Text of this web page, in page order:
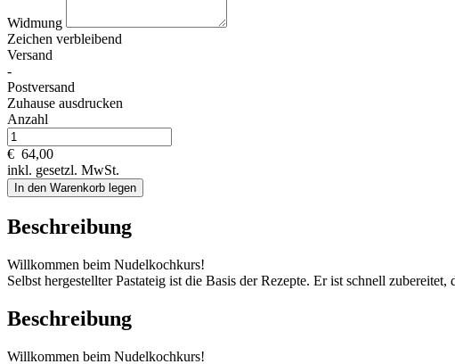
Widmung
Zeichen verbleibend
Versand
-
Postversand
Zuhause ausdrucken
Anzahl
€ 64,00
inkl. gesetzl. MwSt.
In den Warenkorb legen
Beschreibung
Willkommen beim Nudelkochkurs!
Selbst hergestellter Pastateig ist die Basis der Rezepte. Er ist schnell
Beschreibung
Willkommen beim Nudelkochkurs!